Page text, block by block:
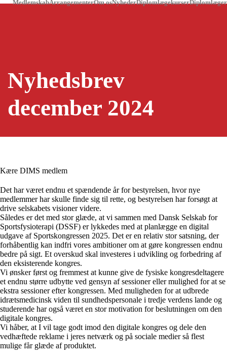
MedlemskabArrangementerOm osNyhederDiplomlægekurserDiplomlæger
Nyhedsbrev
december 2024
Kære DIMS medlem
Det har været endnu et spændende år for bestyrelsen, hvor nye
medlemmer har skulle finde sig til rette, og bestyrelsen har forsøgt at
drive selskabets visioner videre.
Således er det med stor glæde, at vi sammen med Dansk Selskab for
Sportsfysioterapi (DSSF) er lykkedes med at planlægge en digital
udgave af Sportskongressen 2025. Det er en relativ stor satsning, der
forhåbentlig kan indfri vores ambitioner om at gøre kongressen endnu
bedre på sigt. Et overskud skal investeres i udvikling og forbedring af
den eksisterende kongres.
Vi ønsker først og fremmest at kunne give de fysiske kongresdeltagere
et endnu større udbytte ved gensyn af sessioner eller mulighed for at se
ekstra sessioner efter kongressen. Med muligheden for at udbrede
idrætsmedicinsk viden til sundhedspersonale i tredje verdens lande og
studerende har også været en stor motivation for beslutningen om den
digitale kongres.
Vi håber, at I vil tage godt imod den digitale kongres og dele den
vedhæftede reklame i jeres netværk og på sociale medier så flest
mulige får glæde af produktet.